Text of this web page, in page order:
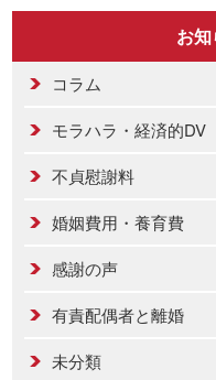
お
コラム
モラハラ・経済的DV
不貞慰謝料
婚姻費用・養育費
感謝の声
有責配偶者と離婚
未分類